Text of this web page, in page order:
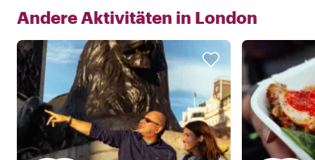
Andere Aktivitäten in London